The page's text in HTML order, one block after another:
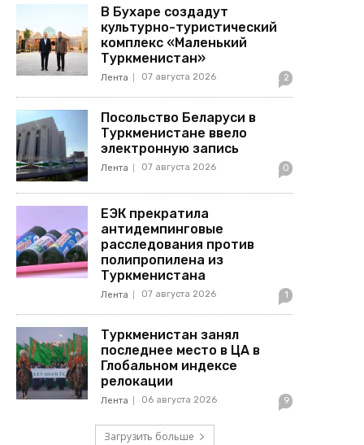
В Бухаре создадут
культурно-туристический
комплекс «Маленький
Туркменистан»
Лента 07 августа 2026 2
Посольство Беларуси в
Туркменистане ввело
электронную запись
Лента 07 августа 2026 0
ЕЭК прекратила
антидемпинговые
расследования против
полипропилена из
Туркменистана
Лента 07 августа 2026 1
Туркменистан занял
последнее место в ЦА в
Глобальном индексе
релокации
Лента 06 августа 2026 9
Загрузить больше